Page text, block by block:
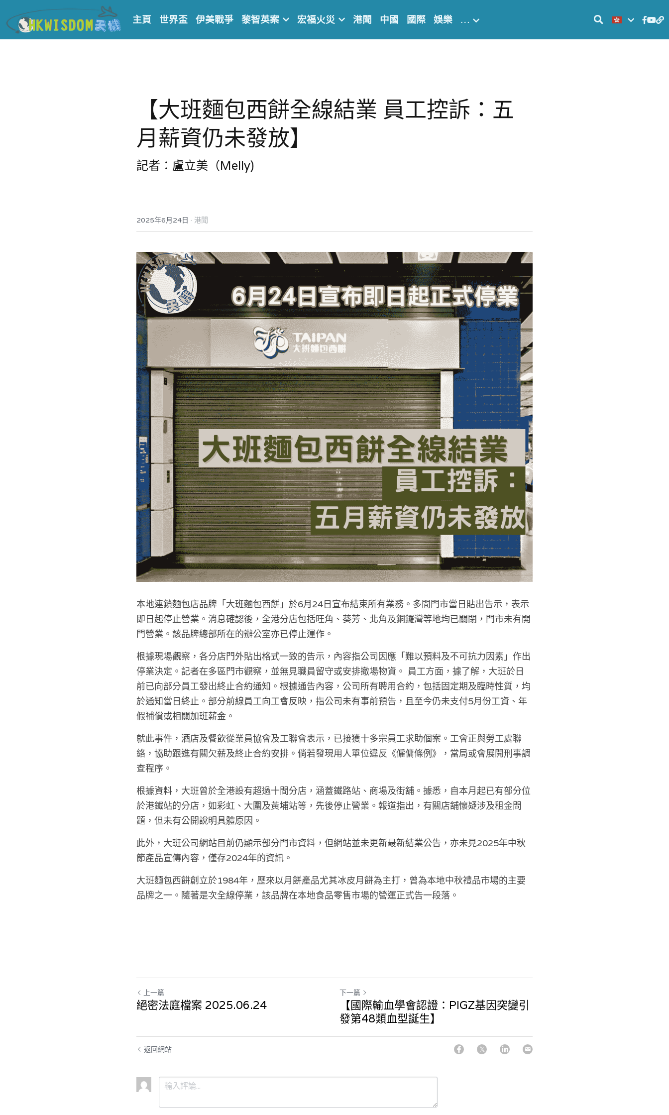
主頁 世界盃 伊美戰爭 黎智英案 宏福火災 港聞 中國 國際 娛樂 …
【大班麵包西餅全線結業 員工控訴：五
月薪資仍未發放】
記者：盧立美（Melly)
2025年6月24日 · 港聞
本地連鎖麵包店品牌「大班麵包西餅」於6月24日宣布結束所有業務。多間門市當日貼出告示，表示
即日起停止營業。消息確認後，全港分店包括旺角、葵芳、北角及銅鑼灣等地均已關閉，門市未有開
門營業。該品牌總部所在的辦公室亦已停止運作。
根據現場觀察，各分店門外貼出格式一致的告示，內容指公司因應「難以預料及不可抗力因素」作出
停業決定。記者在多區門市觀察，並無見職員留守或安排撤場物資。 員工方面，據了解，大班於日
前已向部分員工發出終止合約通知。根據通告內容，公司所有聘用合約，包括固定期及臨時性質，均
於通知當日終止。部分前線員工向工會反映，指公司未有事前預告，且至今仍未支付5月份工資、年
假補償或相關加班薪金。
就此事件，酒店及餐飲從業員協會及工聯會表示，已接獲十多宗員工求助個案。工會正與勞工處聯
絡，協助跟進有關欠薪及終止合約安排。倘若發現用人單位違反《僱傭條例》，當局或會展開刑事調
查程序。
根據資料，大班曾於全港設有超過十間分店，涵蓋鐵路站、商場及街舖。據悉，自本月起已有部分位
於港鐵站的分店，如彩虹、大圍及黃埔站等，先後停止營業。報道指出，有關店舖懷疑涉及租金問
題，但未有公開說明具體原因。
此外，大班公司網站目前仍顯示部分門市資料，但網站並未更新最新結業公告，亦未見2025年中秋
節產品宣傳內容，僅存2024年的資訊。
大班麵包西餅創立於1984年，歷來以月餅產品尤其冰皮月餅為主打，曾為本地中秋禮品市場的主要
品牌之一。隨著是次全線停業，該品牌在本地食品零售市場的營運正式告一段落。
上一篇
絕密法庭檔案 2025.06.24
下一篇
【國際輸血學會認證：PIGZ基因突變引
發第48類血型誕生】
返回網站